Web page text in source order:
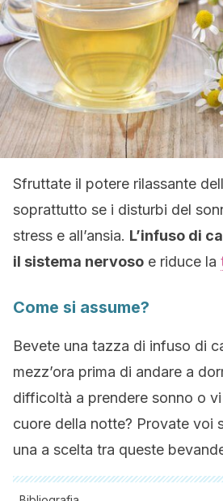
Sfruttate il potere rilassante
soprattutto se i disturbi del
stress e all’ansia. L’infuso di
il sistema nervoso e riduce la
Come si assume?
Bevete una tazza di infuso di
mezz’ora prima di andare a
difficoltà a prendere sonno o
cuore della notte? Provate voi
una a scelta tra queste